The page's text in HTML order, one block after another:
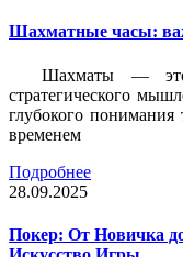
Шахматные часы:
Шахматы —
стратегического
глубокого
временем
Подробнее
28.09.2025
Покер: От Новичка